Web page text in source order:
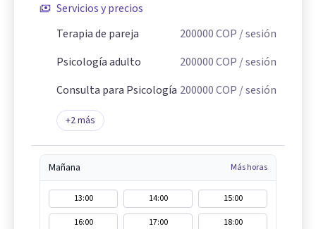
Servicios y precios
Terapia de pareja
200000COP / sesión
Psicología adulto
200000COP / sesión
Consulta para Psicología 200000COP / sesión
+2más
Mañana Más horas
13:00 14:00
15:00
16:00
17:00 18:00